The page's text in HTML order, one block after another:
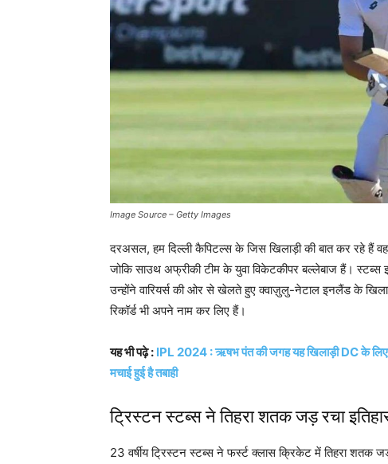
Image Source – Getty Images
दरअसल, हम दिल्ली कैपिटल्स के जिस खिलाड़ी की बात कर रहे हैं
जोकि साउथ अफ्रीकी टीम के युवा विकेटकीपर बल्लेबाज हैं। स्टब्स
उन्होंने वारियर्स की ओर से खेलते हुए क्वाज़ुलु-नेटाल इनलैंड के
रिकॉर्ड भी अपने नाम कर लिए हैं।
यह भी पढ़े : IPL 2024 : ऋषभ पंत की जगह यह खिलाड़ी DC के लिए
मचाई हुई है तबाही
ट्रिस्टन स्टब्स ने तिहरा शतक जड़ रचा
23 वर्षीय ट्रिस्टन स्टब्स ने फर्स्ट क्लास क्रिकेट में तिहरा शतक